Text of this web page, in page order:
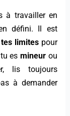
à travailler en
défini. Il est
limitespour
tu esmineur ou
lis toujours
à demander